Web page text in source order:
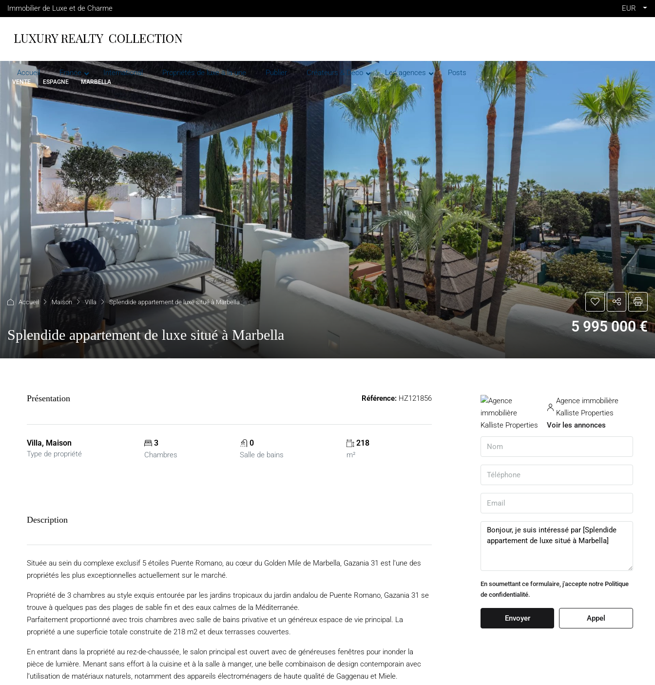
Immobilier de Luxe et de Charme EUR
Accueil France International Propriétés de luxe à la une Publier Créateurs & Déco Les agences Posts
VENTE ESPAGNE MARBELLA
Accueil Maison Villa Splendide appartement de luxe situé à Marbella
Splendide appartement de luxe situé à Marbella 5 995 000 €
Présentation Référence: HZ121856
Villa, Maison
Type de propriété
3
Chambres
0
Salle de bains
218
m²
Description
Située au sein du complexe exclusif 5 étoiles Puente Romano, au cœur du Golden Mile de Marbella, Gazania 31 est l’une des
propriétés les plus exceptionnelles actuellement sur le marché.
Propriété de 3 chambres au style exquis entourée par les jardins tropicaux du jardin andalou de Puente Romano, Gazania 31 se
trouve à quelques pas des plages de sable fin et des eaux calmes de la Méditerranée.
Parfaitement proportionné avec trois chambres avec salle de bains privative et un généreux espace de vie principal. La
propriété a une superficie totale construite de 218 m2 et deux terrasses couvertes.
En entrant dans la propriété au rez-de-chaussée, le salon principal est ouvert avec de généreuses fenêtres pour inonder la
pièce de lumière. Menant sans effort à la cuisine et à la salle à manger, une belle combinaison de design contemporain avec
l’utilisation de matériaux naturels, notamment des appareils électroménagers de haute qualité de Gaggenau et Miele.
Agence immobilière
Kalliste Properties
Voir les annonces
En soumettant ce formulaire, j'accepte notre Politique
de confidentialité.
Envoyer Appel